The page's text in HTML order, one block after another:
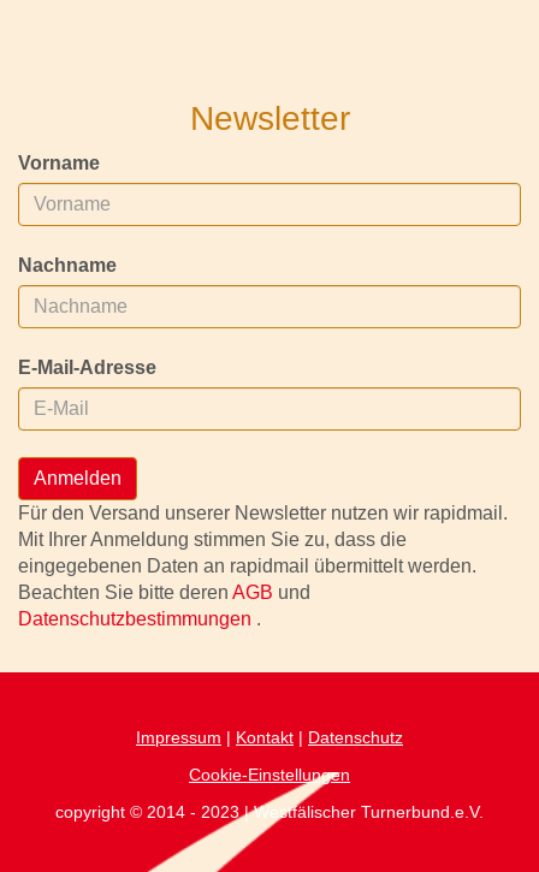
Newsletter
Vorname
Nachname
E-Mail-Adresse
Anmelden
Für den Versand unserer Newsletter nutzen wir rapidmail.
Mit Ihrer Anmeldung stimmen Sie zu, dass die
eingegebenen Daten an rapidmail übermittelt werden.
Beachten Sie bitte deren AGB und
Datenschutzbestimmungen .
Impressum | Kontakt | Datenschutz
Cookie-Einstellungen
copyright © 2014 - 2023 | Westfälischer Turnerbund.e.V.